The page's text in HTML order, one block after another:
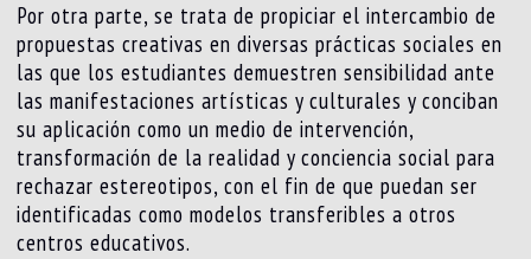
Por otra parte, se trata de propiciar el intercambio de
propuestas creativas en diversas prácticas sociales en
las que los estudiantes demuestren sensibilidad ante
las manifestaciones artísticas y culturales y conciban
su aplicación como un medio de intervención,
transformación de la realidad y conciencia social para
rechazar estereotipos, con el fin de que puedan ser
identificadas como modelos transferibles a otros
centros educativos.